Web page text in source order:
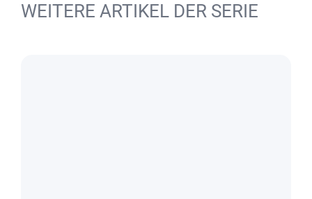
WEITERE ARTIKEL DER SERIE